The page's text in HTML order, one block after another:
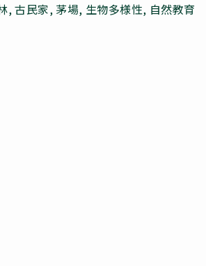
, 古民家, 茅場, 生物多様性, 自然教育